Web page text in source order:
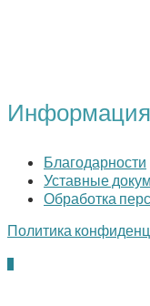
Информация
Благодарности
Уставные
Обработка
Политика
Пролистать
наверх